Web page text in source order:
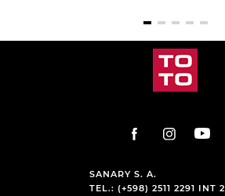
SANARY S. A.
TEL.: (+598) 2511 2291 INT 2